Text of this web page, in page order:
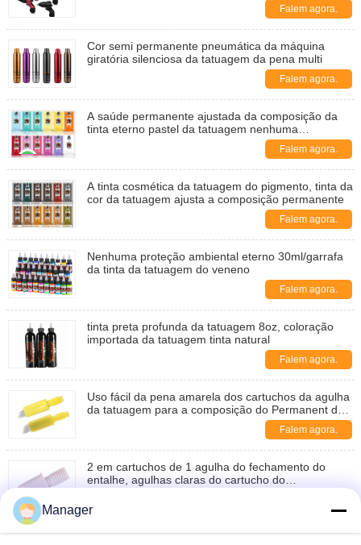
Falem agora.
Cor semi permanente pneumática da máquina
giratória silenciosa da tatuagem da pena multi
Falem agora.
A saúde permanente ajustada da composição da
tinta eterno pastel da tatuagem nenhuma
Falem agora.
A tinta cosmética da tatuagem do pigmento, tinta da
cor da tatuagem ajusta a composição permanente
Falem agora.
Nenhuma proteção ambiental eterno 30ml/garrafa
da tinta da tatuagem do veneno
Falem agora.
tinta preta profunda da tatuagem 8oz, coloração
importada da tatuagem tinta natural
Falem agora.
Uso fácil da pena amarela dos cartuchos da agulha
da tatuagem para a composição do Permanent da
Falem agora.
2 em cartuchos de 1 agulha do fechamento do
entalhe, agulhas claras do cartucho do
Micro Nano da categoria médica dos cartuchos da
Manager